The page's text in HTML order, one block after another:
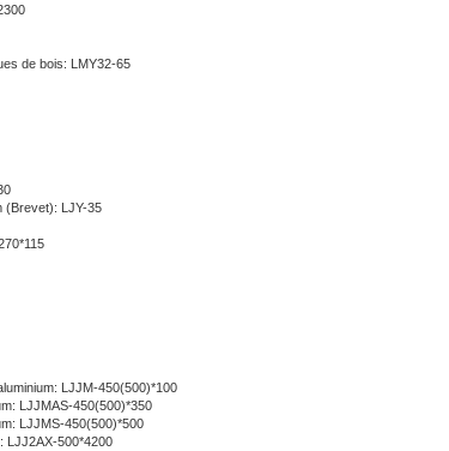
de bois: LMY32-65
(Brevet): LJY-35
LJJM-450(500)*100
LJJMAS-450(500)*350
LJJMS-450(500)*500
LJJ2AX-500*4200